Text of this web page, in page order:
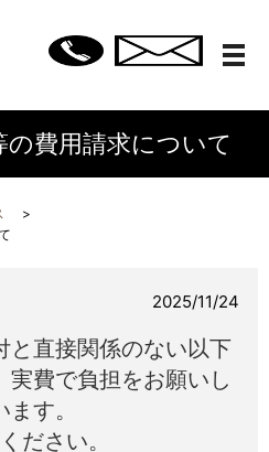
メ
費用請求について
2025/11/24
と直接関係のない以下
実費で負担をお願いし
ます。
ださい。